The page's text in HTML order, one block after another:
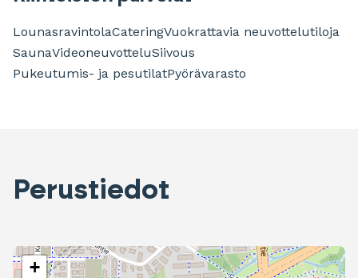
LounasravintolaCateringVuokrattavia neuvottelutiloja
SaunaVideoneuvotteluSiivous
Pukeutumis- ja pesutilatPyörävarasto
Perustiedot
+